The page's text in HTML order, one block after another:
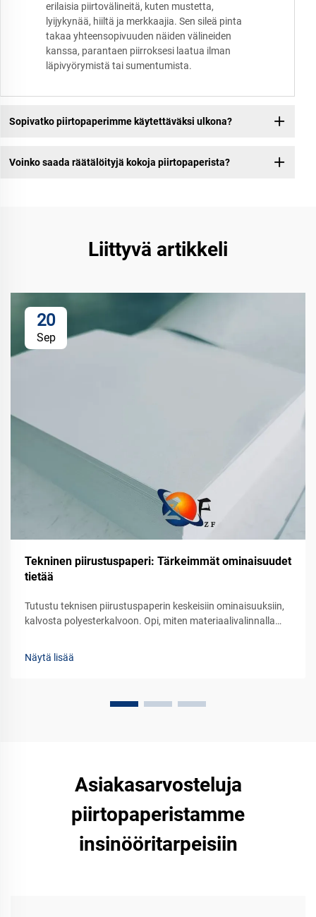
erilaisia piirtovälineitä, kuten mustetta,
lyijykynää, hiiltä ja merkkaajia. Sen sileä pinta
takaa yhteensopivuuden näiden välineiden
kanssa, parantaen piirroksesi laatua ilman
läpivyörymistä tai sumentumista.
Sopivatko piirtopaperimme käytettäväksi ulkona?
Voinko saada räätälöityjä kokoja piirtopaperista?
Liittyvä artikkeli
20
Sep
Tekninen piirustuspaperi: Tärkeimmät ominaisuudet
tietää
Tutustu teknisen piirustuspaperin keskeisiin ominaisuuksiin,
kalvosta polyesterkalvoon. Opi, miten materiaalivalinnalla
Näytä lisää
Asiakasarvosteluja
piirtopaperistamme
insinööritarpeisiin